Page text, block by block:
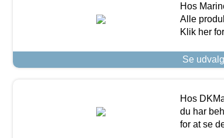
Hos
Alle
Klik her
Se
Hos
du har
for at se